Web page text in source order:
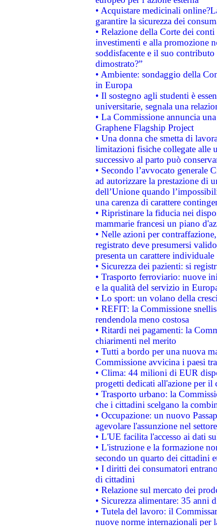
• Acquistare medicinali
garantire la sicurezza dei
• Relazione della Corte dei
investimenti e alla promozione
soddisfacente e il suo
dimostrato?”
• Ambiente: sondaggio della
in Europa
• Il sostegno agli studenti è
universitarie, segnala una
• La Commissione annuncia
Graphene Flagship Project
• Una donna che smetta di
limitazioni fisiche collegate alle
successivo al parto può
• Secondo l’avvocato
ad autorizzare la prestazione di
dell’Unione quando
una carenza di carattere
• Ripristinare la fiducia nei
mammarie francesi un piano
• Nelle azioni per
registrato deve presumersi
presenta un carattere individuale
• Sicurezza dei pazienti: si
• Trasporto ferroviario: nuove
e la qualità del servizio in
• Lo sport: un volano della
• REFIT: la Commissione
rendendola meno costosa
• Ritardi nei pagamenti: la
chiarimenti nel merito
• Tutti a bordo per una nuova
Commissione avvicina i paesi
• Clima: 44 milioni di EUR
progetti dedicati all'azione per il
• Trasporto urbano: la
che i cittadini scelgano la
• Occupazione: un nuovo
agevolare l'assunzione nel
• L'UE facilita l'accesso ai dati
• L'istruzione e la formazione
secondo un quarto dei cittadini
• I diritti dei consumatori
di cittadini
• Relazione sul mercato dei
• Sicurezza alimentare: 35 anni
• Tutela del lavoro: il
nuove norme internazionali per